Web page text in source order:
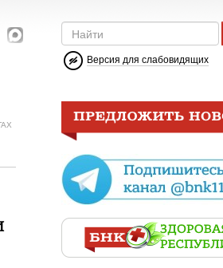
Версия для слабовидящих